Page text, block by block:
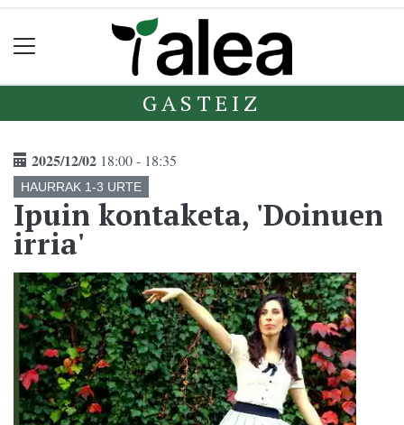
GASTEIZ
2025/12/02 18:00 - 18:35
HAURRAK 1-3 URTE
Ipuin kontaketa, 'Doinuen
irria'